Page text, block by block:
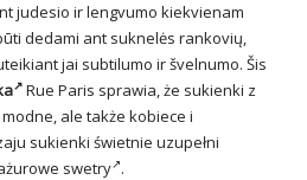
judesio ir lengvumo kiekvienam
dedami ant suknelės rankovių,
jai subtilumo ir švelnumo. Šis
Rue Paris sprawia, że sukienki z
ale także kobiece i
sukienki świetnie uzupełni
swetry .